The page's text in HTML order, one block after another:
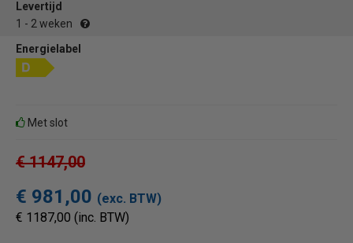
Levertijd
1 - 2 weken
Energielabel
Met slot
€ 1147,00
€ 981,00 (exc. BTW)
€ 1187,00 (inc. BTW)